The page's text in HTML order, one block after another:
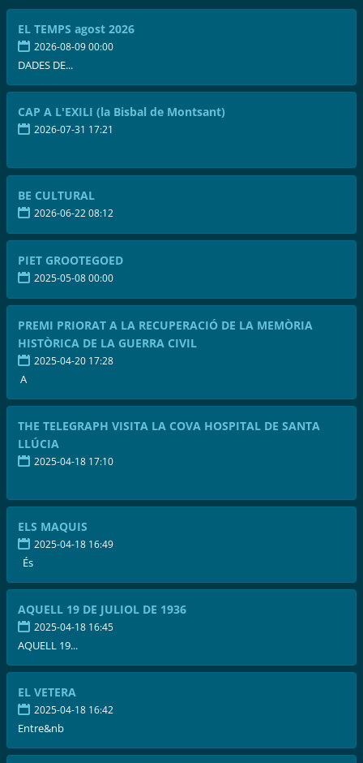
EL TEMPS agost 2026
2026-08-09 00:00
DADES DE...
CAP A L'EXILI (la Bisbal de Montsant)
2026-07-31 17:21
BE CULTURAL
2026-06-22 08:12
PIET GROOTEGOED
2025-05-08 00:00
PREMI PRIORAT A LA RECUPERACIÓ DE LA MEMÒRIA
HISTÒRICA DE LA GUERRA CIVIL
2025-04-20 17:28
A
THE TELEGRAPH VISITA LA COVA HOSPITAL DE SANTA
LLÚCIA
2025-04-18 17:10
ELS MAQUIS
2025-04-18 16:49
És
AQUELL 19 DE JULIOL DE 1936
2025-04-18 16:45
AQUELL 19...
EL VETERA
2025-04-18 16:42
Entre&nb